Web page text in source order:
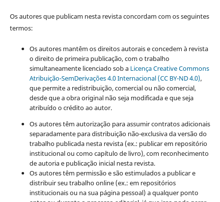
Os autores que publicam nesta revista concordam com os seguintes
termos:
Os autores mantêm os direitos autorais e concedem à revista
o direito de primeira publicação, com o trabalho
simultaneamente licenciado sob aLicença Creative Commons
Atribuição-SemDerivações 4.0 Internacional (CC BY-ND 4.0),
que permite a redistribuição, comercial ou não comercial,
desde que a obra original não seja modificada e que seja
atribuído o crédito ao autor.
Os autores têm autorização para assumir contratos adicionais
separadamente para distribuição não-exclusiva da versão do
trabalho publicada nesta revista (ex.: publicar em repositório
institucional ou como capítulo de livro), com reconhecimento
de autoria e publicação inicial nesta revista.
Os autores têm permissão e são estimulados a publicar e
distribuir seu trabalho online (ex.: em repositórios
institucionais ou na sua página pessoal) a qualquer ponto